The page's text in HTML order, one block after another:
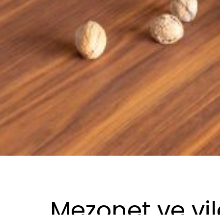
Mezonet ve